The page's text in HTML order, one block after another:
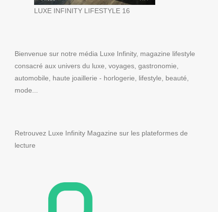
LUXE INFINITY LIFESTYLE 16
Bienvenue sur notre média Luxe Infinity, magazine lifestyle
consacré aux univers du luxe, voyages, gastronomie,
automobile, haute joaillerie - horlogerie, lifestyle, beauté,
mode...
Retrouvez Luxe Infinity Magazine sur les plateformes de
lecture